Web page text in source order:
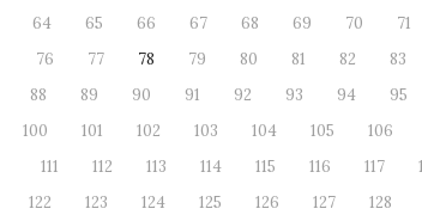
64
65 66 67 68 69 70
71
76
77 78 79 80 81 82
83
88
89 90 91 92 93 94
95
100
101 102 103 104 105
106
111
112 113 114 115 116 117
122
123 124 125 126 127
128